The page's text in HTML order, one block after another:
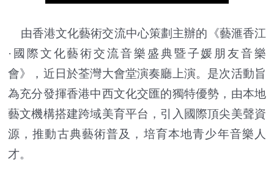
由香港文化藝術交流中心策劃主辦的《藝滙香江
·國際文化藝術交流音樂盛典暨子媛朋友音樂
會》，近日於荃灣大會堂演奏廳上演。是次活動旨
為充分發揮香港中西文化交匯的獨特優勢，由本地
藝文機構搭建跨域美育平台，引入國際頂尖美聲資
源，推動古典藝術普及，培育本地青少年音樂人
才。